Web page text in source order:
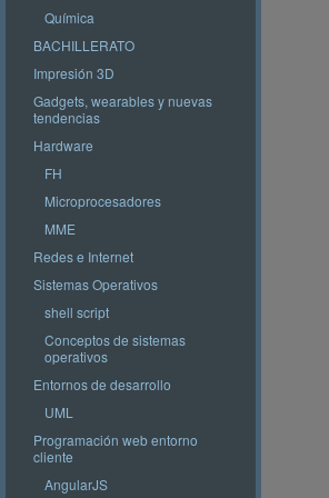
Química
BACHILLERATO
Impresión 3D
Gadgets, wearables y nuevas
tendencias
Hardware
FH
Microprocesadores
MME
Redes e Internet
Sistemas Operativos
shell script
Conceptos de sistemas
operativos
Entornos de desarrollo
UML
Programación web entorno
cliente
AngularJS